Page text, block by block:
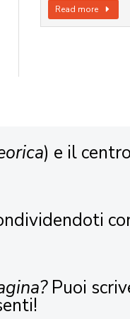
Read more
) e il
Puoi